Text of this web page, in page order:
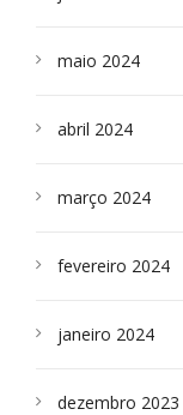
maio 2024
abril 2024
março 2024
fevereiro 2024
janeiro 2024
dezembro 2023